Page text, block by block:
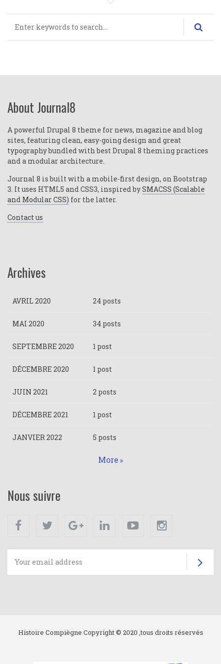
About Journal8
A powerful Drupal 8 theme for news, magazine and blog
sites, featuring clean, easy-going design and great
typography bundled with best Drupal 8 theming practices
and a modular architecture.
Journal 8 is built with a mobile-first design, on Bootstrap
3. It uses HTML5 and CSS3, inspired bySMACSS (Scalable
and Modular CSS) for the latter.
Contact us
Archives
AVRIL 2020 24 posts
MAI 2020 34 posts
SEPTEMBRE 2020 1 post
DÉCEMBRE 2020 1 post
JUIN 2021 2 posts
DÉCEMBRE 2021 1 post
JANVIER 2022 5 posts
More
Nous suivre
Facebook Twitter Google+ Linkedin Youtube
Histoire Compiègne Copyright © 2020 ,tous droits réservés